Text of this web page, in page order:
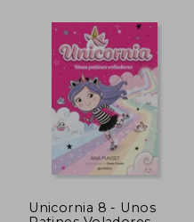
10%
dcto.
$ 18.428
$ 16.586
Unicornia 8 - Unos